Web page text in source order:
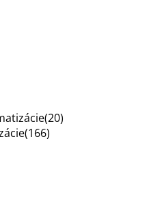
(20)
(166)